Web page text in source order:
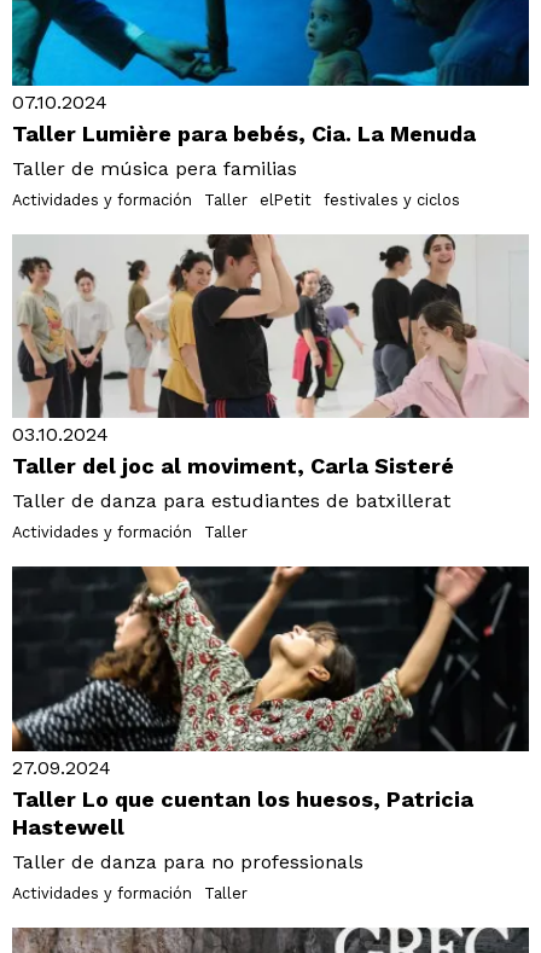
07.10.2024
Taller Lumière para bebés, Cia. La Menuda
Taller de música pera familias
Actividades y formación Taller elPetit festivales y ciclos
03.10.2024
Taller del joc al moviment, Carla Sisteré
Taller de danza para estudiantes de batxillerat
Actividades y formación Taller
27.09.2024
Taller Lo que cuentan los huesos, Patricia
Hastewell
Taller de danza para no professionals
Actividades y formación Taller